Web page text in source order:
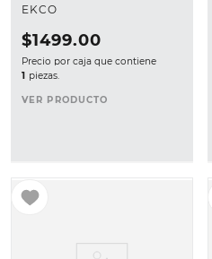
EKCO
$1499.00
Precio por caja que contiene
1 piezas.
VER PRODUCTO